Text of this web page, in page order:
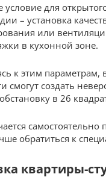
условие для
– установка
или
в кухонной зоне.
к этим параметрам,
смогут создать
в 26
обратиться к
квартиры-